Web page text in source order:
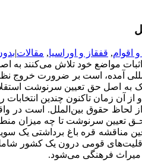
اقوام, قفقاز و اوراسیا, مقالات|
مواضع خود تلاش می‌کنند به
آمده، است بر ضرورت خروج
اصل حق تعیین سرنوشت
لحاظ حقوق بین‌الملل. است در
تعیین سرنوشت تا چه میزان
طرفین مناقشه قره باغ
اقلیت‌های قومی درون یک کشور
میراث فرهنگی می‌شود.